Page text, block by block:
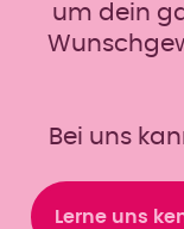
um dein
Bei uns
Lerne uns